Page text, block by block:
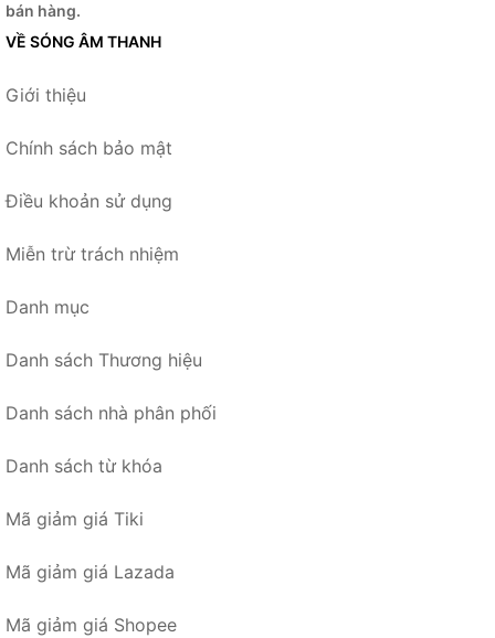
bán hàng.
VỀ SÓNG ÂM THANH
Giới thiệu
Chính sách bảo mật
Điều khoản sử dụng
Miễn trừ trách nhiệm
Danh mục
Danh sách Thương hiệu
Danh sách nhà phân phối
Danh sách từ khóa
Mã giảm giá Tiki
Mã giảm giá Lazada
Mã giảm giá Shopee